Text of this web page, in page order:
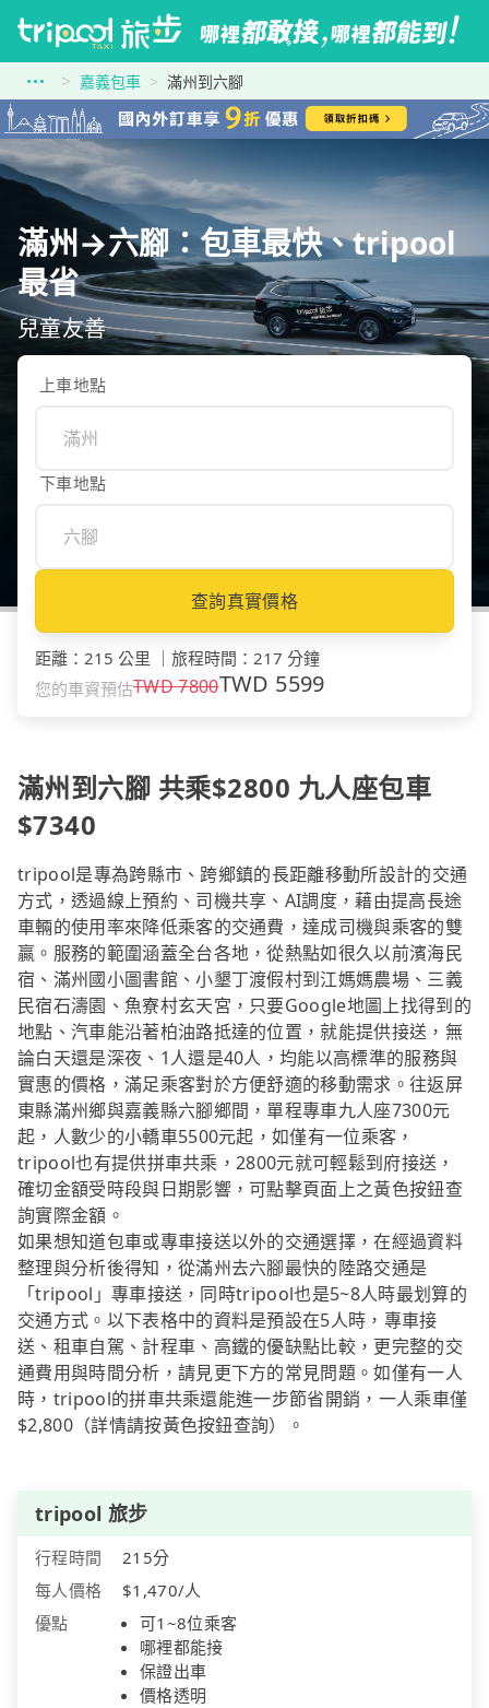
嘉義包車 滿州到六腳
滿州→六腳：包車最快、tripool
最省
兒童友善
上車地點
下車地點
查詢真實價格
距離 ： 215 公里 旅程時間 ： 217 分鐘
您的車資預估TWD7800TWD 5599
滿州到六腳 共乘$2800 九人座包車
$7340
tripool是專為跨縣市、跨鄉鎮的長距離移動所設計的交通
方式，透過線上預約、司機共享、AI調度，藉由提高長途
車輛的使用率來降低乘客的交通費，達成司機與乘客的雙
贏。服務的範圍涵蓋全台各地，從熱點如很久以前濱海民
宿、滿州國小圖書館、小墾丁渡假村到江媽媽農場、三義
民宿石濤園、魚寮村玄天宮，只要Google地圖上找得到的
地點、汽車能沿著柏油路抵達的位置，就能提供接送，無
論白天還是深夜、1人還是40人，均能以高標準的服務與
實惠的價格，滿足乘客對於方便舒適的移動需求。往返屏
東縣滿州鄉與嘉義縣六腳鄉間，單程專車九人座7300元
起，人數少的小轎車5500元起，如僅有一位乘客，
tripool也有提供拼車共乘，2800元就可輕鬆到府接送，
確切金額受時段與日期影響，可點擊頁面上之黃色按鈕查
詢實際金額。
如果想知道包車或專車接送以外的交通選擇，在經過資料
整理與分析後得知，從滿州去六腳最快的陸路交通是
「tripool」專車接送，同時tripool也是5~8人時最划算的
交通方式。以下表格中的資料是預設在5人時，專車接
送、租車自駕、計程車、高鐵的優缺點比較，更完整的交
通費用與時間分析，請見更下方的常見問題。如僅有一人
時，tripool的拼車共乘還能進一步節省開銷，一人乘車僅
$2,800（詳情請按黃色按鈕查詢）。
tripool 旅步
行程時間
215分
每人價格
$1,470/人
優點
可1~8位乘客
哪裡都能接
保證出車
價格透明